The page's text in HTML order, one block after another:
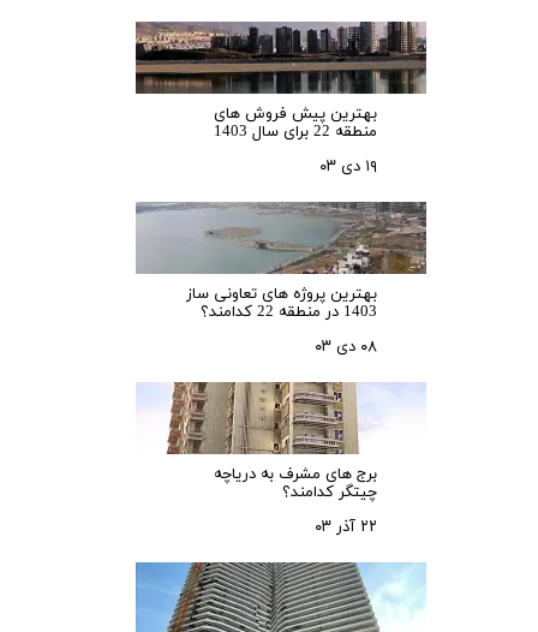
بهترین پیش فروش های
منطقه 22 برای سال 1403
۱۹ دی ۰۳
بهترین پروژه های تعاونی ساز
1403 در منطقه 22 کدامند؟
۰۸ دی ۰۳
برج های مشرف به دریاچه
چیتگر کدامند؟
۲۲ آذر ۰۳